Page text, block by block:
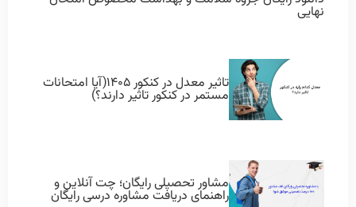
نهایی
تاثیر معدل در کنکور ۱۴۰۵(آیا امتحانات
مستمر در کنکور تاثیر دارند؟)
مشاور تحصیلی رایگان؛ چت آنلاین و
راهنمای دریافت مشاوره درسی رایگان